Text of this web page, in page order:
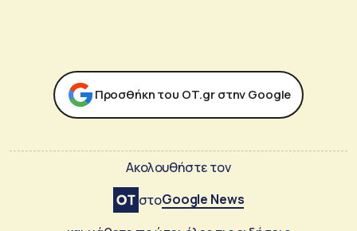
Προσθήκη του ΟΤ.gr στην Google
Ακολουθήστε τον
στοGoogle News